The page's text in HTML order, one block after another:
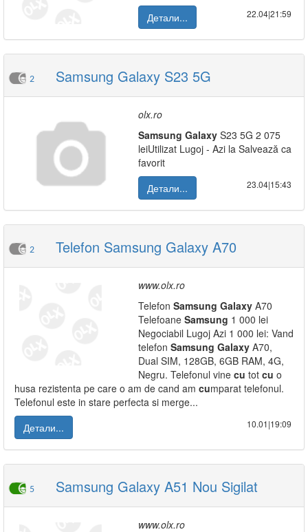
Детали...
22.04|21:59
2 Samsung Galaxy S23 5G
olx.ro
Samsung Galaxy S23 5G 2 075
leiUtilizat Lugoj - Azi la Salvează ca
favorit
Детали...
23.04|15:43
2 Telefon Samsung Galaxy A70
www.olx.ro
Telefon Samsung Galaxy A70
Telefoane Samsung 1 000 lei
Negociabil Lugoj Azi 1 000 lei: Vand
telefon Samsung Galaxy A70,
Dual SIM, 128GB, 6GB RAM, 4G,
Negru. Telefonul vine cu tot cu o
husa rezistenta pe care o am de cand am cumparat telefonul.
Telefonul este in stare perfecta si merge...
Детали...
10.01|19:09
5 Samsung Galaxy A51 Nou Sigilat
www.olx.ro